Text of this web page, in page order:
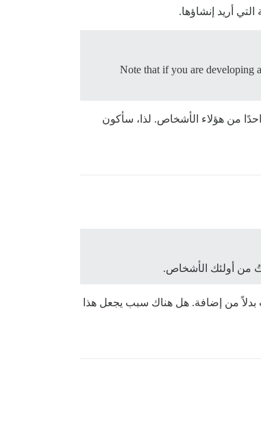
Note that if you are developing
من هؤلاء الأشخاص. لذا، سأكون
من أولئك الأشخاص.
من إضافة. هل هناك سبب يجعل هذا